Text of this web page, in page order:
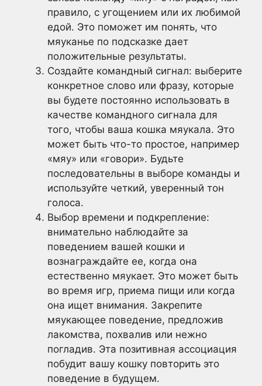
правило, с угощением или их любимой
едой. Это поможет им понять, что
мяуканье по подсказке дает
положительные результаты.
Создайте командный сигнал: выберите
конкретное слово или фразу, которые
вы будете постоянно использовать в
качестве командного сигнала для
того, чтобы ваша кошка мяукала. Это
может быть что-то простое, например
«мяу» или «говори». Будьте
последовательны в выборе команды и
используйте четкий, уверенный тон
голоса.
Выбор времени и подкрепление:
внимательно наблюдайте за
поведением вашей кошки и
вознаграждайте ее, когда она
естественно мяукает. Это может быть
во время игр, приема пищи или когда
она ищет внимания. Закрепите
мяукающее поведение, предложив
лакомства, похвалив или нежно
погладив. Эта позитивная ассоциация
побудит вашу кошку повторить это
поведение в будущем.